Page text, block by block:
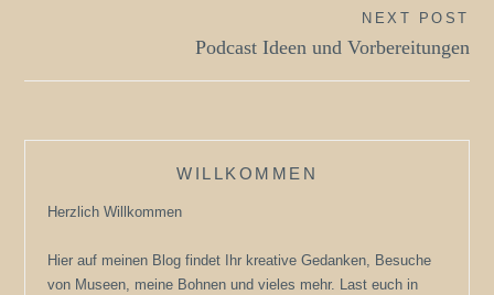
NEXT POST
Podcast Ideen und Vorbereitungen
WILLKOMMEN
Herzlich Willkommen
Hier auf meinen Blog findet Ihr kreative Gedanken, Besuche
von Museen, meine Bohnen und vieles mehr. Last euch in